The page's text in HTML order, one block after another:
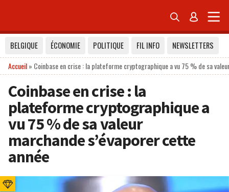
 
BELGIQUE ÉCONOMIE POLITIQUE FIL INFO
NEWSLETTERS
Accueil» Coinbase en crise : la plateforme cryptographique a vu 75 % de sa
Coinbase en crise : la
plateforme cryptographique a
vu 75 % de sa valeur
marchande s’évaporer cette
année